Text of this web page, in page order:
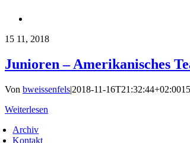
15 11, 2018
Junioren – Amerikanisches
Von bweissenfels|2018-11-16T21:32:44+02:00
Weiterlesen
Archiv
Kontakt